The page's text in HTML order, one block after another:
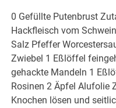
0 Gefüllte Putenbrust
Hackfleisch vom
Salz Pfeffer
Zwiebel 1 Eßlöffel
gehackte Mandeln 1
Rosinen 2 Äpfel Alufolie
Knochen lösen und